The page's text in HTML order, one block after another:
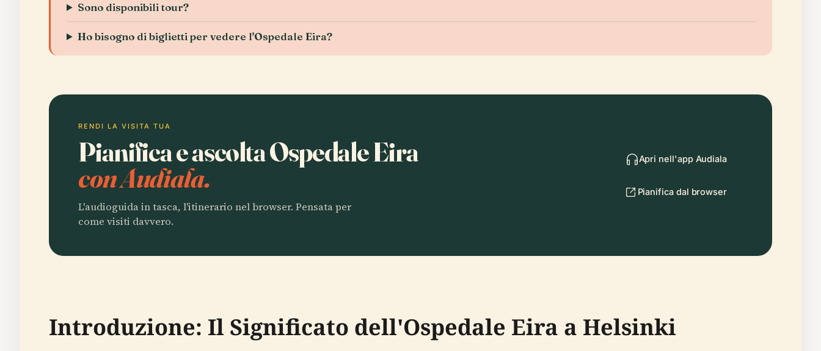
Sono disponibili tour?
Ho bisogno di biglietti per vedere l'Ospedale Eira?
RENDI LA VISITA TUA
Pianifica e ascolta Ospedale Eira
con Audiala.
L'audioguida in tasca, l'itinerario nel browser. Pensata per
come visiti davvero.
Apri nell'app Audiala
Pianifica dal browser
Introduzione: Il Significato dell'Ospedale Eira a Helsinki